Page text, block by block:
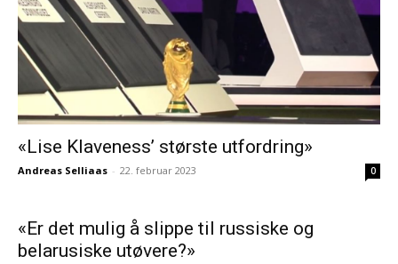
«Lise Klaveness’ største utfordring»
Andreas Selliaas - 22. februar 2023 0
«Er det mulig å slippe til russiske og
belarusiske utøvere?»